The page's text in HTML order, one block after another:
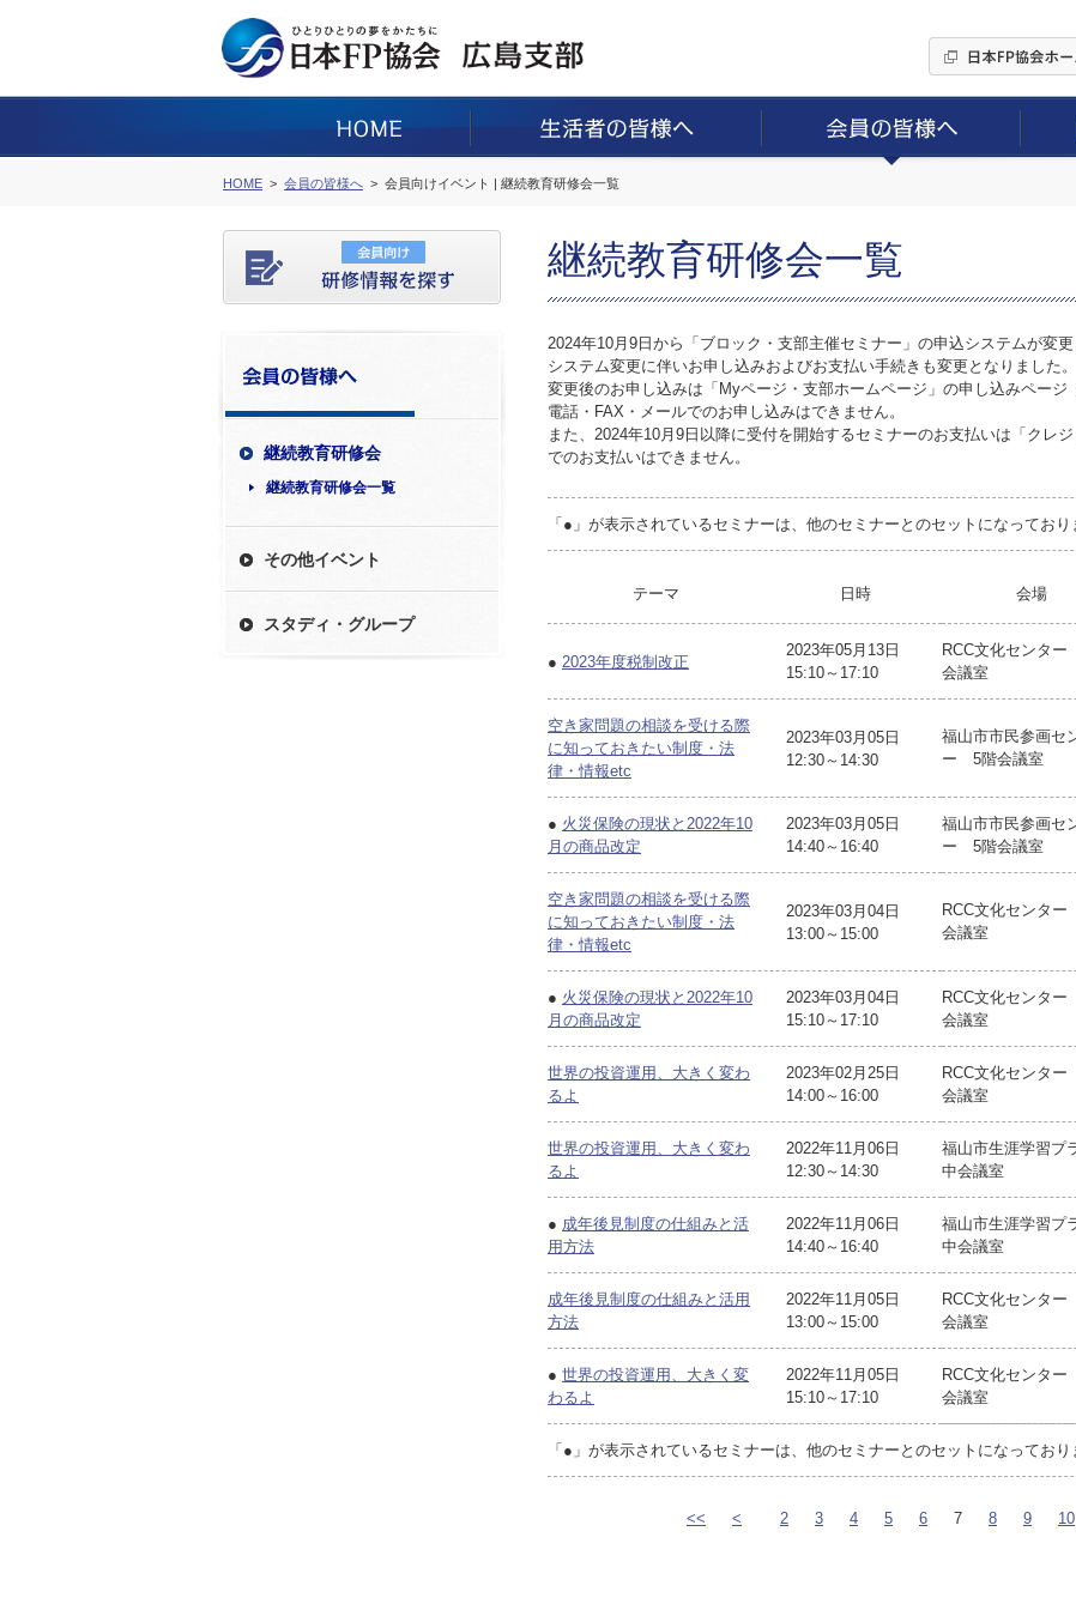
HOME 会員の皆様へ 会員向けイベント | 継続教育研修会一覧
継続教育研修会
継続教育研修会一覧
その他イベント
スタディ・グループ
継続教育研修会一覧
2024年10月9日から「ブロック・支部主催セミナー」の申込システムが変更
システム変更に伴いお申し込みおよびお支払い手続きも変更となりました。
変更後のお申し込みは「Myページ・支部ホームページ」の申し込みページ
電話・FAX・メールでのお申し込みはできません。
また、2024年10月9日以降に受付を開始するセミナーのお支払いは「クレ
でのお支払いはできません。
「●」が表示されているセミナーは、他のセミナーとのセットになってお
「●」が表示されているセミナーは、他のセミナーとのセットになってお
テーマ 日時 会場
● 2023年度税制改正
2023年05月13日
15:10～17:10
RCC文化センタ
会議室
空き家問題の相談を受ける際
に知っておきたい制度・法
律・情報etc
2023年03月05日
12:30～14:30
福山市市民参画セ
ー 5階会議室
● 火災保険の現状と2022年10
月の商品改定
2023年03月05日
14:40～16:40
福山市市民参画セ
ー 5階会議室
空き家問題の相談を受ける際
に知っておきたい制度・法
律・情報etc
2023年03月04日
13:00～15:00
RCC文化センタ
会議室
● 火災保険の現状と2022年10
月の商品改定
2023年03月04日
15:10～17:10
RCC文化センタ
会議室
世界の投資運用、大きく変わ
るよ
2023年02月25日
14:00～16:00
RCC文化センタ
会議室
世界の投資運用、大きく変わ
るよ
2022年11月06日
12:30～14:30
福山市生涯学習プ
中会議室
● 成年後見制度の仕組みと活
用方法
2022年11月06日
14:40～16:40
福山市生涯学習プ
中会議室
成年後見制度の仕組みと活用
方法
2022年11月05日
13:00～15:00
RCC文化センタ
会議室
● 世界の投資運用、大きく変
わるよ
2022年11月05日
15:10～17:10
RCC文化センタ
会議室
<< < 2 3 4 5 6 7 8 9 10